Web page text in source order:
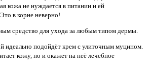
кожа не нуждается в питании и ей
в корне неверно!
средство для ухода за любым типом дермы.
идеально подойдёт крем с улиточным муцином.
кожу, но и окажет на неё лечебное